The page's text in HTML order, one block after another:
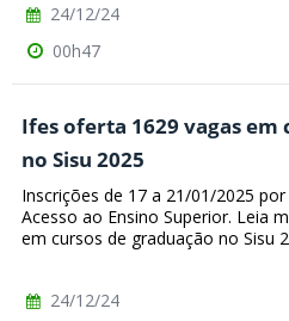
24/12/24
00h47
Ifes oferta 1629 vagas em
no Sisu 2025
Inscrições de 17 a 21/01/2025
Acesso ao Ensino Superior. Leia
em cursos de graduação no Sisu
24/12/24